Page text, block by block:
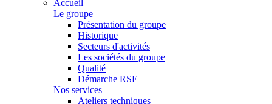
Accueil
Le groupe
Présentation du groupe
Historique
Secteurs d'activités
Les sociétés du groupe
Qualité
Démarche RSE
Nos services
Ateliers techniques